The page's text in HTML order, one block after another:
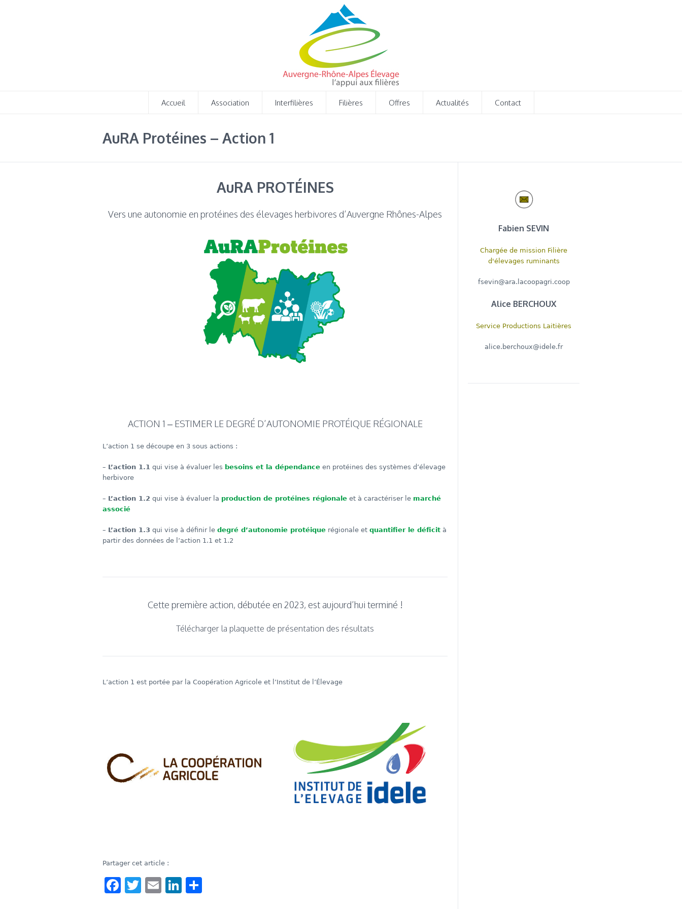
Accueil Association Interfilières Filières Offres Actualités Contact
AuRA Protéines – Action 1
AuRA PROTÉINES
Vers une autonomie en protéines des élevages herbivores d’Auvergne Rhônes-Alpes
ACTION 1 – ESTIMER LE DEGRÉ D’AUTONOMIE PROTÉIQUE RÉGIONALE
L’action 1 se découpe en 3 sous actions :
– L’action 1.1 qui vise à évaluer les besoins et la dépendance en protéines des systèmes d’élevage
herbivore
– L’action 1.2 qui vise à évaluer la production de protéines régionale et à caractériser le marché
associé
– L’action 1.3 qui vise à définir ledegré d’autonomie protéique régionale etquantifier le déficit à
partir des données de l’action 1.1 et 1.2
Cette première action, débutée en 2023, est aujourd’hui terminé !
Télécharger la plaquette de présentation des résultats
L’action 1 est portée par la Coopération Agricole et l’Institut de l’Élevage
Partager cet article :
Facebook
Twitter
EmailLinkedIn
Fabien SEVIN
Chargée de mission Filière
d'élevages ruminants
fsevin@ara.lacoopagri.coop
Alice BERCHOUX
Service Productions Laitières
alice.berchoux@idele.fr